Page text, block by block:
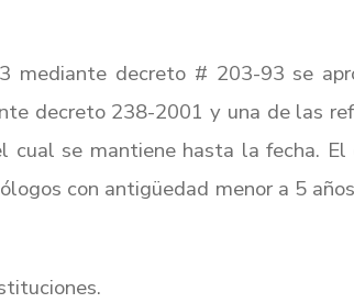
mediante decreto # 203-93 se
decreto 238-2001 y una de las
cual se mantiene hasta la fecha. El
con antigüedad menor a 5